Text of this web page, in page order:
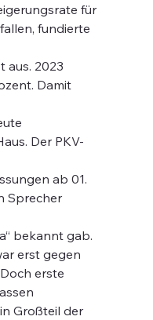
für
fundierte
aus. 2023
Damit
Der PKV-
ab 01.
Sprecher
bekannt gab.
erst gegen
erste
Großteil der